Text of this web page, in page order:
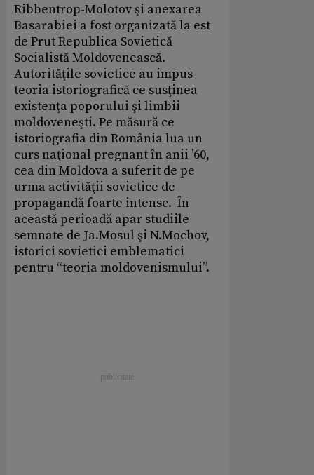
Ribbentrop-Molotov şi anexarea
Basarabiei a fost organizată la est
de Prut Republica Sovietică
Socialistă Moldovenească.
Autorităţile sovietice au impus
teoria istoriografică ce susţinea
existenţa poporului şi limbii
moldoveneşti. Pe măsură ce
istoriografia din România lua un
curs naţional pregnant în anii ’60,
cea din Moldova a suferit de pe
urma activităţii sovietice de
propagandă foarte intense. În
această perioadă apar studiile
semnate de Ja.Mosul şi N.Mochov,
istorici sovietici emblematici
pentru “teoria moldovenismului”.